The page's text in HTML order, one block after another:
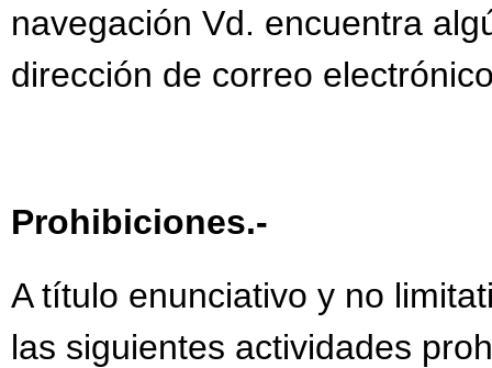
navegación Vd. encuentra
dirección de correo
Prohibiciones.-
A título enunciativo y no
las siguientes actividades